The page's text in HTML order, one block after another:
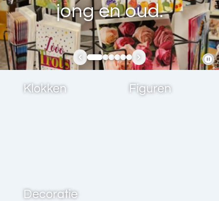
jong en oud.
Klokken Figuren
Decoratie